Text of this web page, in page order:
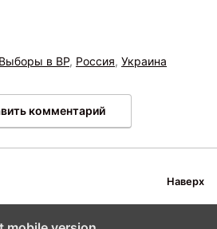
Выборы в ВР, Россия, Украина
комментарий
Наверх